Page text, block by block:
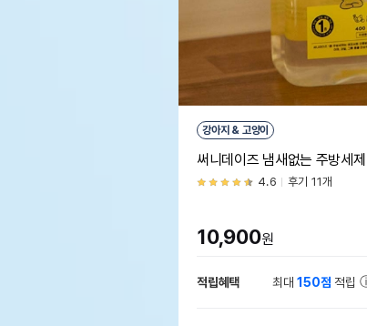
강아지 & 고양이
써니데이즈 냄새없는 주방세
4.6 후기 11개
10,900원
적립혜택 최대150점 적립